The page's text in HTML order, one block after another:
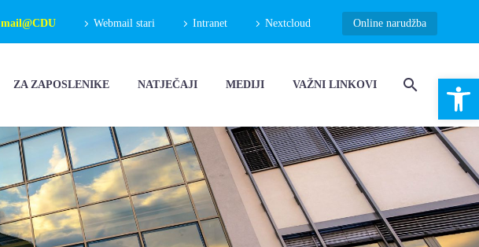
mail@CDU Webmail stari Intranet Nextcloud Online narudžba
ZA ZAPOSLENIKE NATJEČAJI MEDIJI VAŽNI LINKOVI